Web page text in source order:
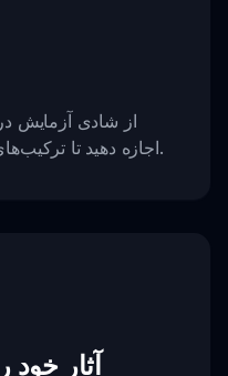
از شادی آزمایش
اجازه دهید تا ترکیب‌های عجیب و غریب شکوفا شوند.
آثار خود